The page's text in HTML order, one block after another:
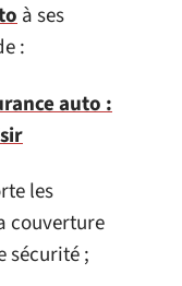
à ses
:
auto :
les
couverture
sécurité ;